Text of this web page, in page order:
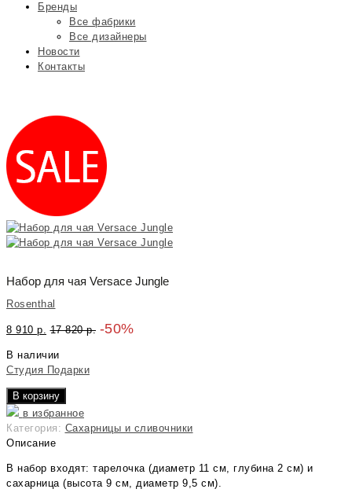
Бренды
Все фабрики
Все дизайнеры
Новости
Контакты
Набор для чая Versace Jungle
Rosenthal
8 910 р. 17 820р. -50%
В наличии
Студия Подарки
В корзину
в избранное
Категория: Сахарницы и сливочники
Описание
В набор входят: тарелочка (диаметр 11 см, глубина 2 см) и
сахарница (высота 9 см, диаметр 9,5 см).